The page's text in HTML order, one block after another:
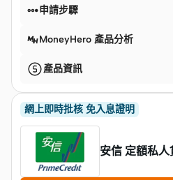
申請步驟
MoneyHero 產品分析
產品資訊
網上即時批核 免入息證明
安信 定額私人